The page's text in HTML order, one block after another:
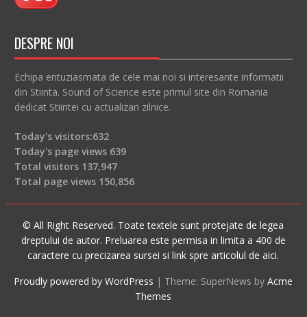
DESPRE NOI
Echipa entuziasmata de cele mai noi si interesante informatii
din Stiinta. Sound of Science este primul site din Romania
dedicat Stiintei cu actualizari zilnice.
Today's visitors:632
Today's page views 639
Total visitors 137,947
Total page views 150,856
© All Right Reserved. Toate textele sunt protejate de legea
dreptului de autor. Preluarea este permisa in limita a 400 de
caractere cu precizarea sursei si link spre articolul de aici.
Proudly powered by WordPress | Theme: SuperNews byAcme
Themes